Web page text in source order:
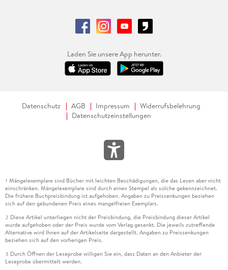
Laden Sie unsere App herunter.
Datenschutz AGB Impressum
Widerrufsbelehrung
Datenschutzeinstellungen
1 Mängelexemplare sind Bücher mit leichten Beschädigungen, die das Lesen aber nicht
einschränken. Mängelexemplare sind durch einen Stempel als solche gekennzeichnet.
Die frühere Buchpreisbindung ist aufgehoben. Angaben zu Preissenkungen beziehen
sich auf den gebundenen Preis eines mangelfreien Exemplars.
2 Diese Artikel unterliegen nicht der Preisbindung, die Preisbindung dieser Artikel
wurde aufgehoben oder der Preis wurde vom Verlag gesenkt. Die jeweils zutreffende
Alternative wird Ihnen auf der Artikelseite dargestellt. Angaben zu Preissenkungen
beziehen sich auf den vorherigen Preis.
3 Durch Öffnen der Leseprobe willigen Sie ein, dass Daten an den Anbieter der
Leseprobe übermittelt werden.